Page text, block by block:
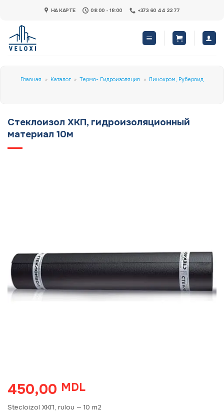
content
НА КАРТЕ 08:00 - 18:00 +373 60 44 22 77
Главная » Каталог » Термо- Гидроизоляция » Линокром, Рубероид
Стеклоизол XKП, гидроизоляционный
материал 10м
450,00 MDL
Stecloizol XKП, rulou — 10 m2